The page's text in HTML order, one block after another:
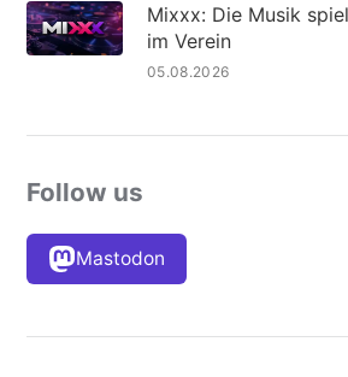
Mixxx: Die Musik
im Verein
05.08.2026
Follow us
Mastodon